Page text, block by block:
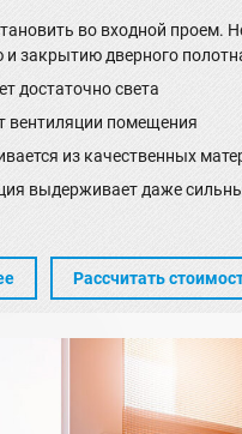
во входной проем.
закрытию дверного
достаточно света
вентиляции помещения
из качественных
выдерживает даже
Рассчитать